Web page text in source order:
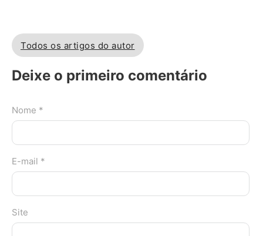
Todos os artigos do autor
Deixe o primeiro comentário
Nome *
E-mail *
Site